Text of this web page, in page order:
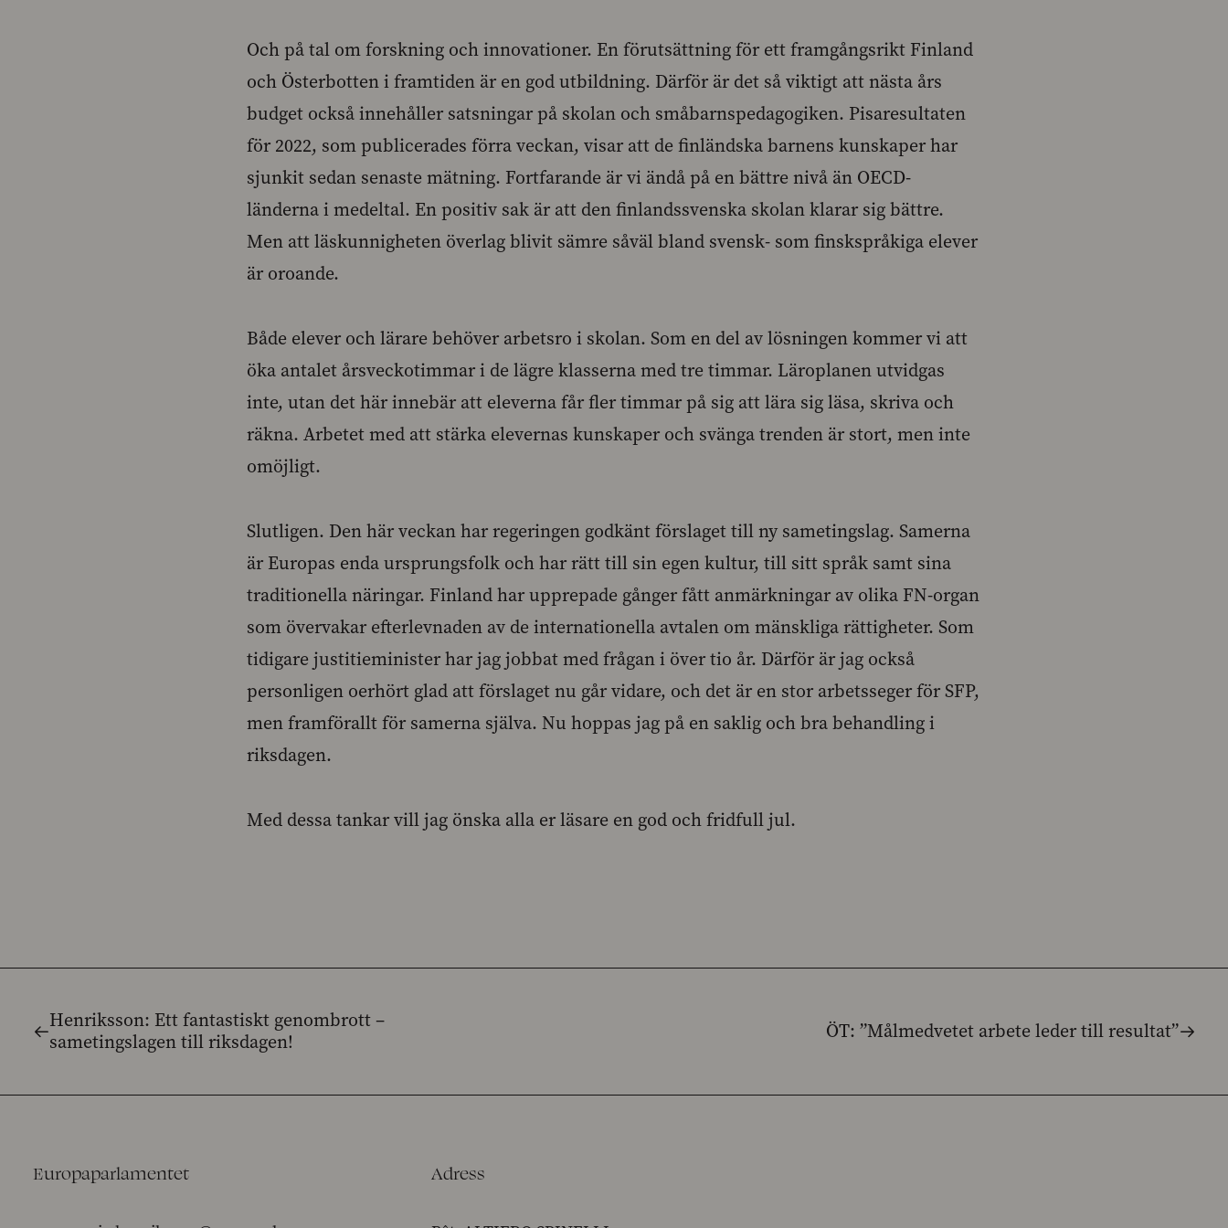
Och på tal om forskning och innovationer. En förutsättning för ett framgångsrikt Finland
och Österbotten i framtiden är en god utbildning. Därför är det så viktigt att nästa års
budget också innehåller satsningar på skolan och småbarnspedagogiken. Pisaresultaten
för 2022, som publicerades förra veckan, visar att de finländska barnens kunskaper har
sjunkit sedan senaste mätning. Fortfarande är vi ändå på en bättre nivå än OECD-
länderna i medeltal. En positiv sak är att den finlandssvenska skolan klarar sig bättre.
Men att läskunnigheten överlag blivit sämre såväl bland svensk- som finskspråkiga elever
är oroande.
Både elever och lärare behöver arbetsro i skolan. Som en del av lösningen kommer vi att
öka antalet årsveckotimmar i de lägre klasserna med tre timmar. Läroplanen utvidgas
inte, utan det här innebär att eleverna får fler timmar på sig att lära sig läsa, skriva och
räkna. Arbetet med att stärka elevernas kunskaper och svänga trenden är stort, men inte
omöjligt.
Slutligen. Den här veckan har regeringen godkänt förslaget till ny sametingslag. Samerna
är Europas enda ursprungsfolk och har rätt till sin egen kultur, till sitt språk samt sina
traditionella näringar. Finland har upprepade gånger fått anmärkningar av olika FN-organ
som övervakar efterlevnaden av de internationella avtalen om mänskliga rättigheter. Som
tidigare justitieminister har jag jobbat med frågan i över tio år. Därför är jag också
personligen oerhört glad att förslaget nu går vidare, och det är en stor arbetsseger för SFP,
men framförallt för samerna själva. Nu hoppas jag på en saklig och bra behandling i
riksdagen.
Med dessa tankar vill jag önska alla er läsare en god och fridfull jul.
Henriksson: Ett fantastiskt genombrott –
sametingslagen till riksdagen!
ÖT: ”Målmedvetet arbete leder till resultat”
Europaparlamentet Adress